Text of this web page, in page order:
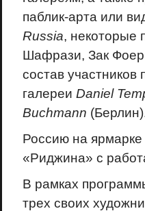
паблик-арта или
Russia, некоторые
Шафрази, Зак Фоер
состав
галереи Daniel
Buchmann
Россию на ярмарке
«Риджина» с
В рамках
трех своих